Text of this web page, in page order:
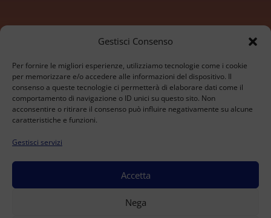
Gestisci Consenso
Per fornire le migliori esperienze, utilizziamo tecnologie come i cookie
per memorizzare e/o accedere alle informazioni del dispositivo. Il
consenso a queste tecnologie ci permetterà di elaborare dati come il
comportamento di navigazione o ID unici su questo sito. Non
acconsentire o ritirare il consenso può influire negativamente su alcune
caratteristiche e funzioni.
Gestisci servizi
Accetta
Nega
Marchi
Konica Minolta
Sharp
Olivetti
Ricoh
Xerox
© 2026 BrioTech Srl - Via alle Fabbriche 105 - Caselle
Torinese - P.IVA 09207530016 - Capitale Sociale 10.000